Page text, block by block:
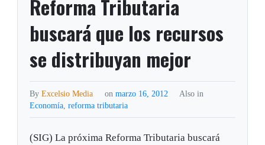
Reforma Tributaria
buscará que los recursos
se distribuyan mejor
ByExcelsio Media on marzo 16, 2012
Also in
Economía,reforma tributaria
(SIG) La próxima Reforma Tributaria buscará